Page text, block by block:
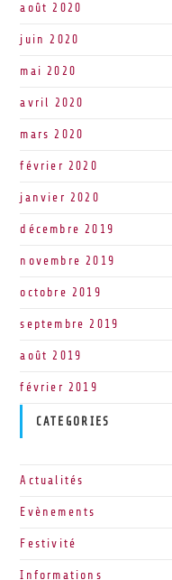
août 2020
juin 2020
mai 2020
avril 2020
mars 2020
février 2020
janvier 2020
décembre 2019
novembre 2019
octobre 2019
septembre 2019
août 2019
février 2019
CATEGORIES
Actualités
Evènements
Festivité
Informations